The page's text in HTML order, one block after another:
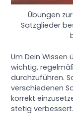
Übungen
Satzglieder
Um Dein Wissen
wichtig,
durchzuführen.
verschiedenen
korrekt
stetig verbessert.